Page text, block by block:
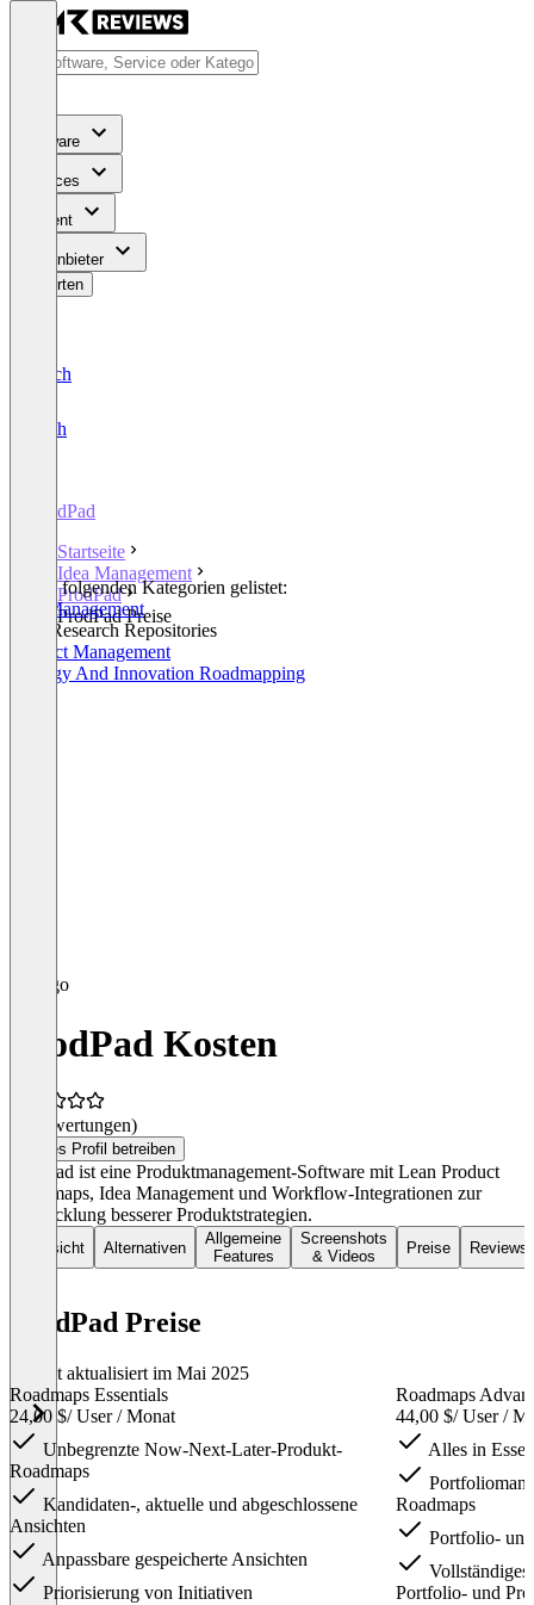
Software
Services
Content
Für Anbieter
Bewerten
Deutsch
English
ProdPad
Startseite
Idea Management
ProdPad
ProdPad Preise
In den folgenden Kategorien gelistet:
Idea Management
User Research Repositories
Product Management
Strategy And Innovation Roadmapping
ProdPad Kosten
(0 Bewertungen)
Dieses Profil betreiben
ProdPad ist eine Produktmanagement-Software mit Lean Product
Roadmaps, Idea Management und Workflow-Integrationen zur
Entwicklung besserer Produktstrategien.
Übersicht Alternativen
Allgemeine
Features
Screenshots
& Videos
Preise Reviews
ProdPad Preise
Zuletzt aktualisiert im Mai 2025
Roadmaps Essentials
24,00 $/ User / Monat
Unbegrenzte Now-Next-Later-Produkt-
Roadmaps
Kandidaten-, aktuelle und abgeschlossene
Ansichten
Anpassbare gespeicherte Ansichten
Priorisierung von Initiativen
Roadmaps
44,00 $/ User /
Alles in
Roadmaps
Portfolio-
Portfolio- und